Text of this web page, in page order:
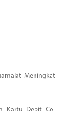
Meningkat
Kartu Debit Co-